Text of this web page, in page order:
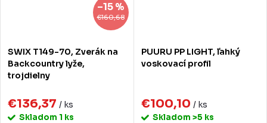
€160,68
–15 %
SWIX T149-70, Zverák na
Backcountry lyže,
trojdielny
€136,37 / ks
Skladom 1 ks
PUURU PP LIGHT, ľahký
voskovací profil
€100,10 / ks
Skladom >5 ks